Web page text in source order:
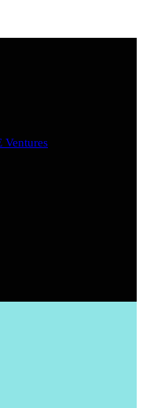
Ventures